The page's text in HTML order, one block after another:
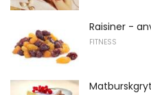
Raisiner -
FITNESS